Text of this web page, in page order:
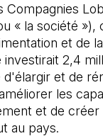
Compagnies
« la société »),
et de
2,4
et de
les
et de
au pays.